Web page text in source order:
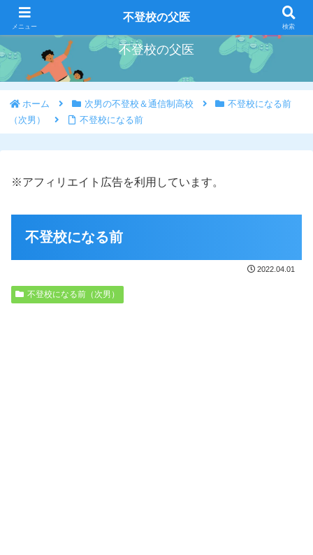
好きな事を好きな時にやろう
不登校の父医
ホーム 次男の不登校＆通信制高校
不登校になる前
（次男）
不登校になる前
※アフィリエイト広告を利用しています。
不登校になる前
2022.04.01
不登校になる前（次男）
メニュー
不登校の父医
検索